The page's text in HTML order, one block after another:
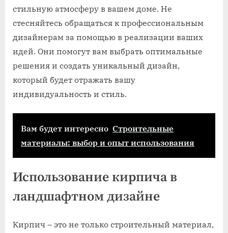
стильную атмосферу в вашем доме. Не
стесняйтесь обращаться к профессиональным
дизайнерам за помощью в реализации ваших
идей. Они помогут вам выбрать оптимальные
решения и создать уникальный дизайн,
который будет отражать вашу
индивидуальность и стиль.
Вам будет интересно Строительные
материалы: выбор и опыт использования
Использование кирпича в
ландшафтном дизайне
Кирпич – это не только строительный материал,